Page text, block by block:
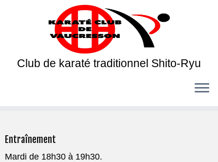
Club de karaté traditionnel Shito-Ryu
Entraînement
Mardi de 18h30 à 19h30.